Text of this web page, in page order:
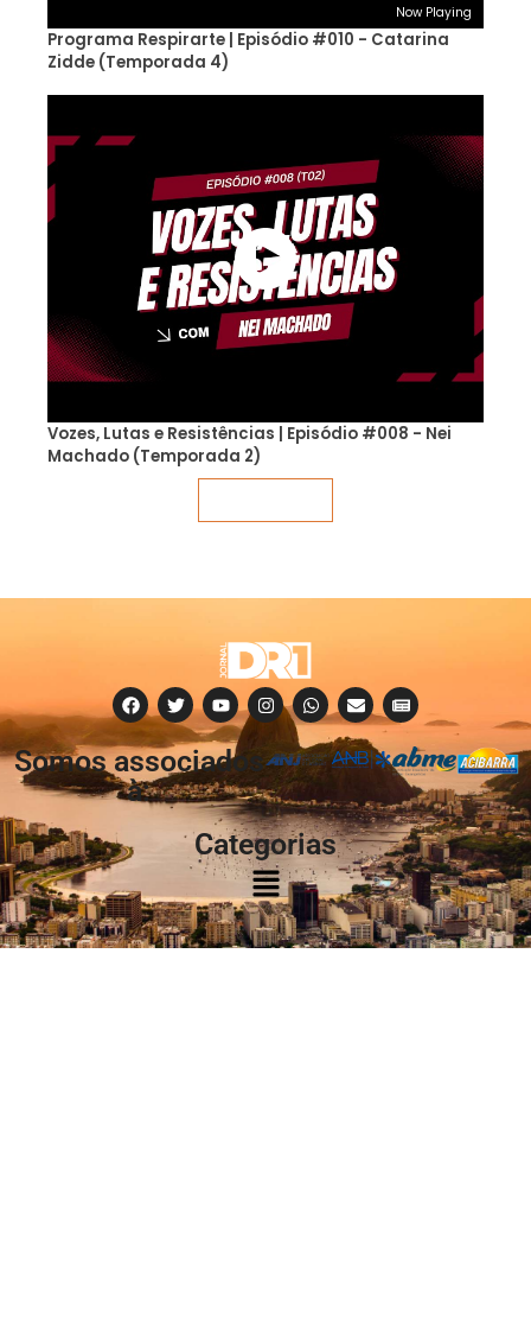
Now Playing
Programa Respirarte | Episódio #010 - Catarina
Zidde (Temporada 4)
Vozes, Lutas e Resistências | Episódio #008 - Nei
Machado (Temporada 2)
Somos associados
à:
Categorias